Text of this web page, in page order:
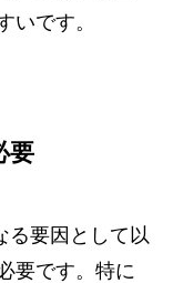
いです。
要
る要因として以
要です。特に